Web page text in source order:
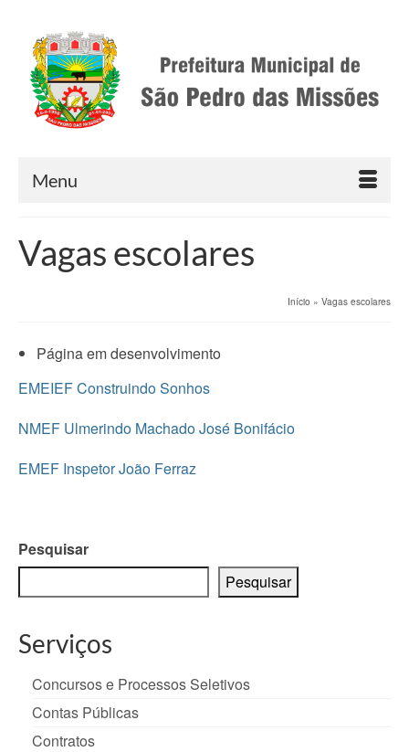
Menu
Vagas escolares
Início » Vagas escolares
Página em desenvolvimento
EMEIEF Construindo Sonhos
NMEF Ulmerindo Machado José Bonifácio
EMEF Inspetor João Ferraz
Pesquisar
Pesquisar
Serviços
Concursos e Processos Seletivos
Contas Públicas
Contratos